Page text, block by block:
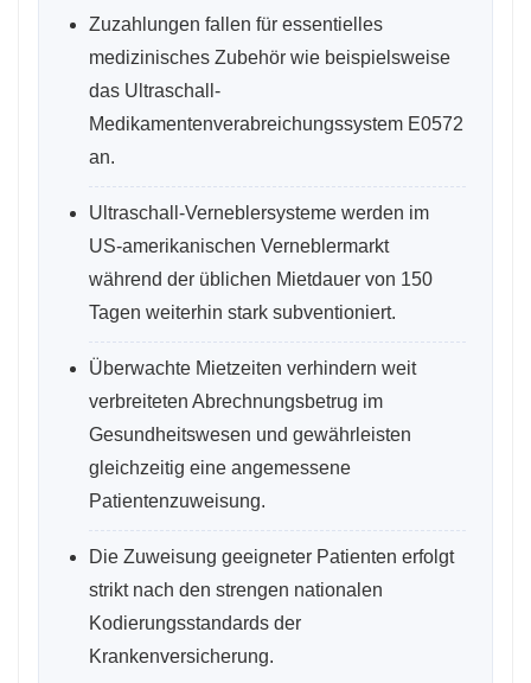
Zuzahlungen fallen für essentielles
medizinisches Zubehör wie beispielsweise
das Ultraschall-
Medikamentenverabreichungssystem E0572
an.
Ultraschall-Verneblersysteme werden im
US-amerikanischen Verneblermarkt
während der üblichen Mietdauer von 150
Tagen weiterhin stark subventioniert.
Überwachte Mietzeiten verhindern weit
verbreiteten Abrechnungsbetrug im
Gesundheitswesen und gewährleisten
gleichzeitig eine angemessene
Patientenzuweisung.
Die Zuweisung geeigneter Patienten erfolgt
strikt nach den strengen nationalen
Kodierungsstandards der
Krankenversicherung.